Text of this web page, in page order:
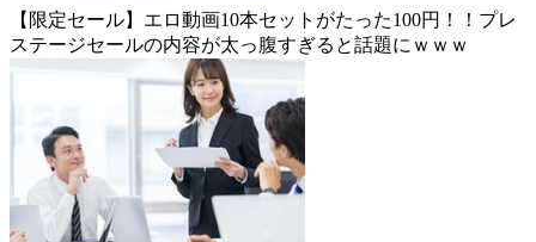
【限定セール】エロ動画10本セットがたった100円！！プレ
ステージセールの内容が太っ腹すぎると話題にｗｗｗ